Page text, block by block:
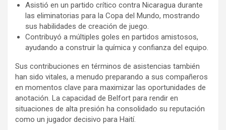
Asistió en un partido crítico contra Nicaragua durante
las eliminatorias para la Copa del Mundo, mostrando
sus habilidades de creación de juego.
Contribuyó a múltiples goles en partidos amistosos,
ayudando a construir la química y confianza del equipo.
Sus contribuciones en términos de asistencias también
han sido vitales, a menudo preparando a sus compañeros
en momentos clave para maximizar las oportunidades de
anotación. La capacidad de Belfort para rendir en
situaciones de alta presión ha consolidado su reputación
como un jugador decisivo para Haití.